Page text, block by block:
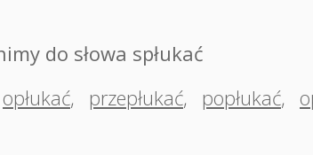
do słowa spłukać
opłukać, przepłukać, popłukać,